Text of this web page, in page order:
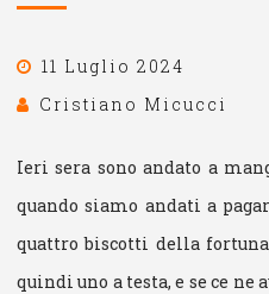
11 Luglio 2024
Cristiano Micucci
Ieri sera sono andato a
quando siamo andati a
quattro biscotti della
quindi uno a testa, e se ce ne